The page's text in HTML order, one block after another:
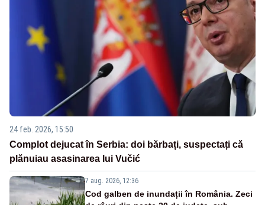
24 feb. 2026, 15:50
Complot dejucat în Serbia: doi bărbați, suspectați că
plănuiau asasinarea lui Vučić
7 aug. 2026, 12:36
Cod galben de inundații în România. Zeci